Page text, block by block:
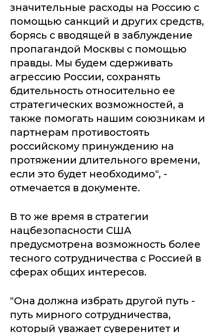
значительные расходы на Россию с
помощью санкций и других средств,
борясь с вводящей в заблуждение
пропагандой Москвы с помощью
правды. Мы будем сдерживать
агрессию России, сохранять
бдительность относительно ее
стратегических возможностей, а
также помогать нашим союзникам и
партнерам противостоять
российскому принуждению на
протяжении длительного времени,
если это будет необходимо", -
отмечается в документе.
В то же время в стратегии
нацбезопасности США
предусмотрена возможность более
тесного сотрудничества с Россией в
сферах общих интересов.
"Она должна избрать другой путь -
путь мирного сотрудничества,
который уважает суверенитет и